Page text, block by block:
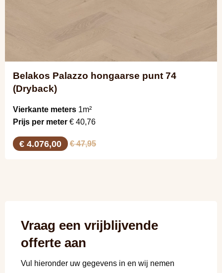
Vraag een vrijblijvende
offerte aan
Vul hieronder uw gegevens in en wij nemen
Belakos Palazzo hongaarse punt 74
(Dryback)
Vierkante meters 1m²
Prijs per meter € 40,76
€ 4.076,00 € 47,95